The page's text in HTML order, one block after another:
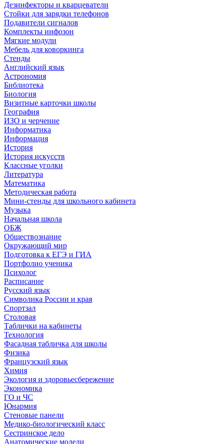
Дезинфекторы и кварцеватели
Стойки для зарядки телефонов
Подавители сигналов
Комплекты инфозон
Мягкие модули
Мебель для коворкинга
Стенды
Английский язык
Астрономия
Библиотека
Биология
Визитные карточки школы
География
ИЗО и черчение
Информатика
Информация
История
История искусств
Классные уголки
Литература
Математика
Методическая работа
Мини-стенды для школьного кабинета
Музыка
Начальная школа
ОБЖ
Обществознание
Окружающий мир
Подготовка к ЕГЭ и ГИА
Портфолио ученика
Психолог
Расписание
Русский язык
Символика России и края
Спортзал
Столовая
Таблички на кабинеты
Технология
Фасадная табличка для школы
Физика
Французский язык
Химия
Экология и здоровьесбережение
Экономика
ГО и ЧС
Юнармия
Стеновые панели
Медико-биологический класс
Сестринское дело
Анатомические модели